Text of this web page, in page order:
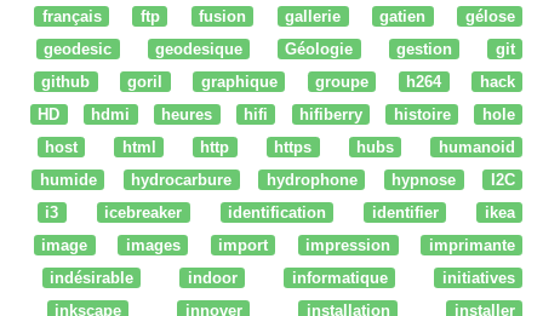
français
ftp fusion gallerie gatien
gélose
geodesic
geodesique Géologie gestion
git
github
goril graphique groupe h264
hack
HD
hdmi heures hifi hifiberry histoire
hole
host
html http https hubs
humanoid
humide
hydrocarbure hydrophone hypnose
I2C
i3
icebreaker identification identifier
ikea
image
images import impression
imprimante
indésirable
indoor informatique
initiatives
inkscape
innover installation installer